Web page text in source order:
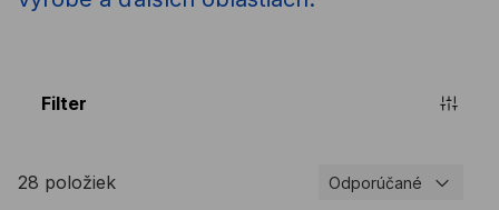
Filter
28 položiek Odporúčané